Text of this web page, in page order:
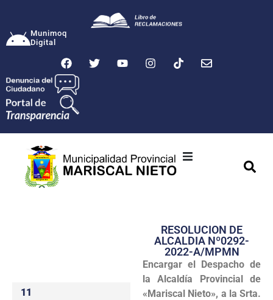
Munimoq
Digital
Transparencia
Seguridad
Programas
11
RESOLUCION DE
ALCALDIA Nº0292-
2022-A/MPMN
Encargar el Despacho de
la Alcaldía Provincial de
«Mariscal Nieto», a la Srta.